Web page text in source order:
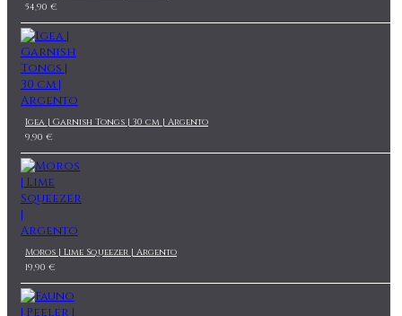
54,90 €
Igea | Garnish Tongs | 30 cm | Argento
9,90 €
Moros | Lime Squeezer | Argento
19,90 €